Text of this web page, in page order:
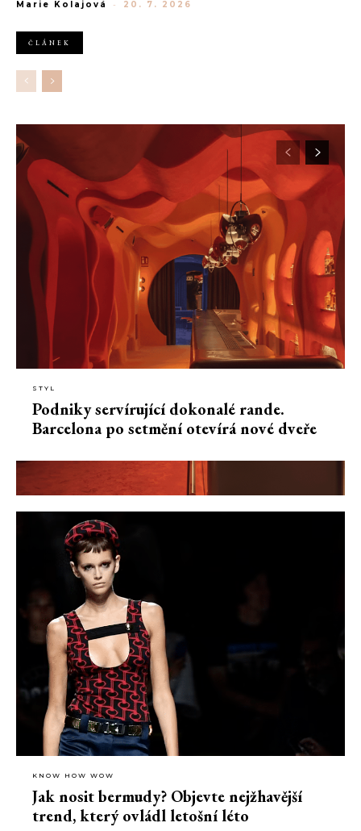
luxusním zůstává i přes přetrvávající ekonomickou nejistotu
Marie Kolajová - 20. 7. 2026
ČLÁNEK
STYL
Podniky servírující dokonalé rande.
Barcelona po setmění otevírá nové dveře
KNOW HOW WOW
Jak nosit bermudy? Objevte nejžhavější
trend, který ovládl letošní léto